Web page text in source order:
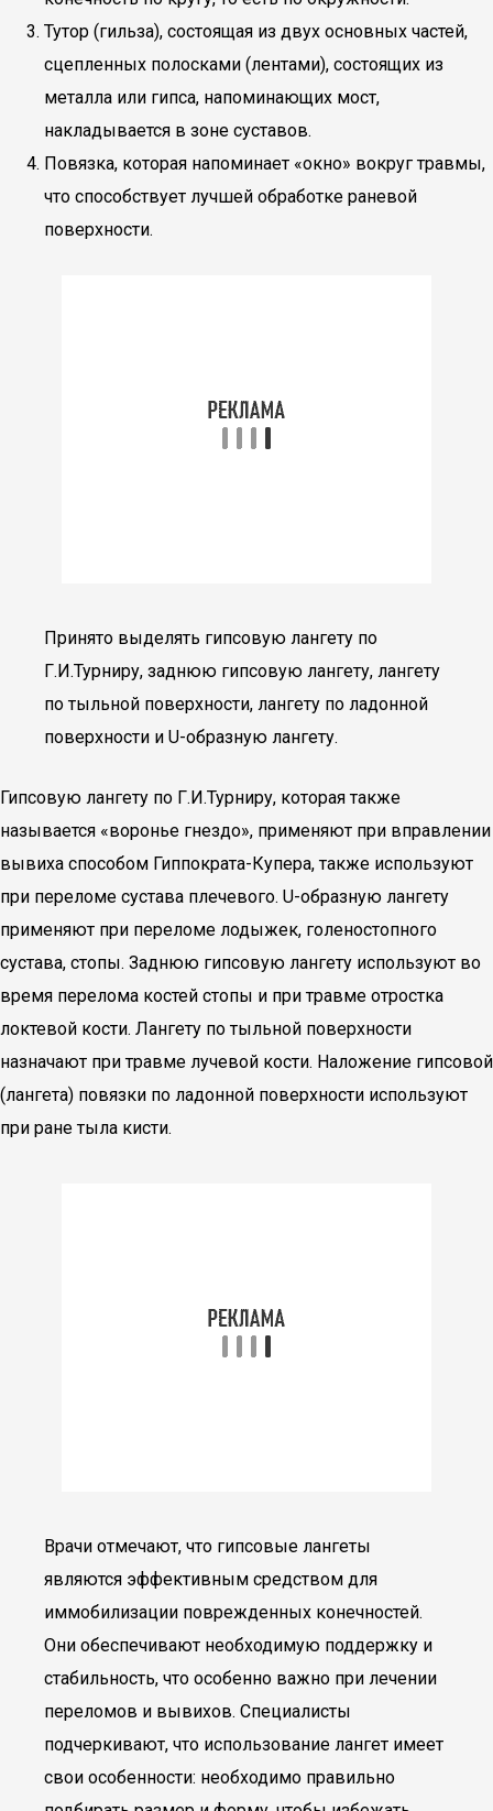
Тутор (гильза), состоящая из двух основных частей,
сцепленных полосками (лентами), состоящих из
металла или гипса, напоминающих мост,
накладывается в зоне суставов.
Повязка, которая напоминает «окно» вокруг травмы,
что способствует лучшей обработке раневой
поверхности.
Принято выделять гипсовую лангету по
Г.И.Турниру, заднюю гипсовую лангету, лангету
по тыльной поверхности, лангету по ладонной
поверхности и U-образную лангету.
Гипсовую лангету по Г.И.Турниру, которая также
называется «воронье гнездо», применяют при вправлении
вывиха способом Гиппократа-Купера, также используют
при переломе сустава плечевого. U-образную лангету
применяют при переломе лодыжек, голеностопного
сустава, стопы. Заднюю гипсовую лангету используют во
время перелома костей стопы и при травме отростка
локтевой кости. Лангету по тыльной поверхности
назначают при травме лучевой кости. Наложение гипсовой
(лангета) повязки по ладонной поверхности используют
при ране тыла кисти.
Врачи отмечают, что гипсовые лангеты
являются эффективным средством для
иммобилизации поврежденных конечностей.
Они обеспечивают необходимую поддержку и
стабильность, что особенно важно при лечении
переломов и вывихов. Специалисты
подчеркивают, что использование лангет имеет
свои особенности: необходимо правильно